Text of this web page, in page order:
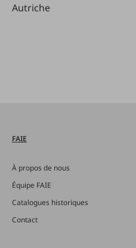
Autriche
FAIE
À propos de nous
Équipe FAIE
Catalogues historiques
Contact